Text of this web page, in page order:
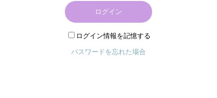
ログイン
ログイン情報を記憶する
パスワードを忘れた場合